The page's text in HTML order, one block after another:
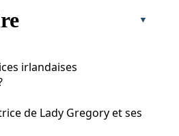
irlandaises
de Lady Gregory et ses